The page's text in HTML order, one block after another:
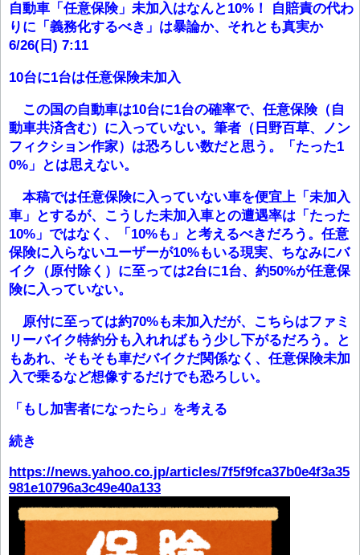
自動車「任意保険」未加入はなんと10%！ 自賠責の代わ
りに「義務化するべき」は暴論か、それとも真実か
6/26(日) 7:11
10台に1台は任意保険未加入
この国の自動車は10台に1台の確率で、任意保険（自
動車共済含む）に入っていない。筆者（日野百草、ノン
フィクション作家）は恐ろしい数だと思う。「たった1
0%」とは思えない。
本稿では任意保険に入っていない車を便宜上「未加入
車」とするが、こうした未加入車との遭遇率は「たった
10%」ではなく、「10%も」と考えるべきだろう。任意
保険に入らないユーザーが10%もいる現実、ちなみにバ
イク（原付除く）に至っては2台に1台、約50%が任意保
険に入っていない。
原付に至っては約70%も未加入だが、こちらはファミ
リーバイク特約分も入れればもう少し下がるだろう。と
もあれ、そもそも車だバイクだ関係なく、任意保険未加
入で乗るなど想像するだけでも恐ろしい。
「もし加害者になったら」を考える
続き
https://news.yahoo.co.jp/articles/7f5f9fca37b0e4f3a35
981e10796a3c49e40a133